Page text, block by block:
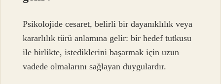
Psikolojide cesaret, belirli bir dayanıklılık veya
kararlılık türü anlamına gelir: bir hedef tutkusu
ile birlikte, istediklerini başarmak için uzun
vadede olmalarını sağlayan duygulardır.